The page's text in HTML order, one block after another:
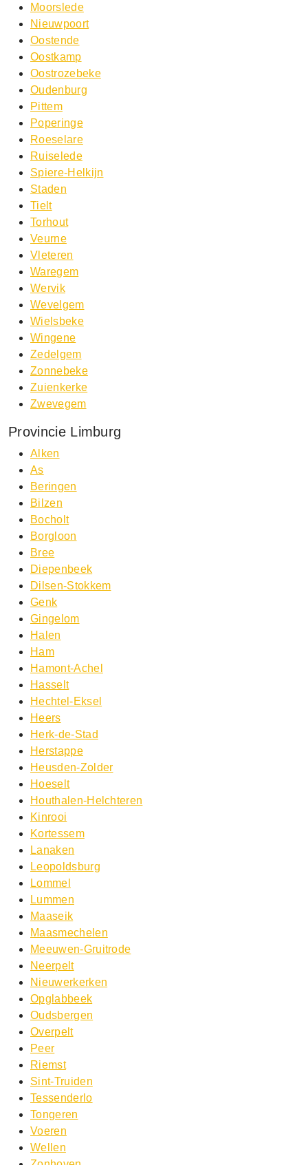
Moorslede
Nieuwpoort
Oostende
Oostkamp
Oostrozebeke
Oudenburg
Pittem
Poperinge
Roeselare
Ruiselede
Spiere-Helkijn
Staden
Tielt
Torhout
Veurne
Vleteren
Waregem
Wervik
Wevelgem
Wielsbeke
Wingene
Zedelgem
Zonnebeke
Zuienkerke
Zwevegem
Provincie Limburg
Alken
As
Beringen
Bilzen
Bocholt
Borgloon
Bree
Diepenbeek
Dilsen-Stokkem
Genk
Gingelom
Halen
Ham
Hamont-Achel
Hasselt
Hechtel-Eksel
Heers
Herk-de-Stad
Herstappe
Heusden-Zolder
Hoeselt
Houthalen-Helchteren
Kinrooi
Kortessem
Lanaken
Leopoldsburg
Lommel
Lummen
Maaseik
Maasmechelen
Meeuwen-Gruitrode
Neerpelt
Nieuwerkerken
Opglabbeek
Oudsbergen
Overpelt
Peer
Riemst
Sint-Truiden
Tessenderlo
Tongeren
Voeren
Wellen